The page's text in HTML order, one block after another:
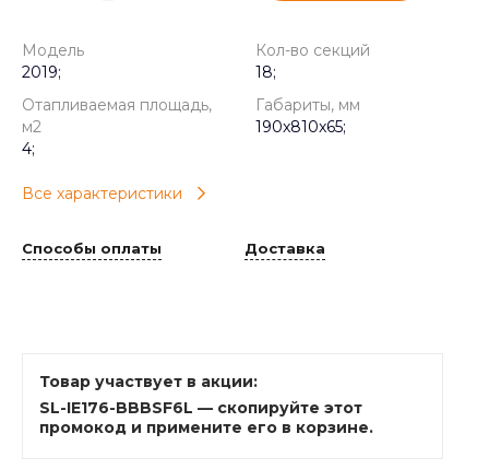
Модель
2019;
Кол-во секций
18;
Отапливаемая площадь,
м2
4;
Габариты, мм
190x810x65;
Все характеристики
Способы оплаты Доставка
Товар участвует в акции:
SL-IE176-BBBSF6L — скопируйте этот
промокод и примените его в корзине.